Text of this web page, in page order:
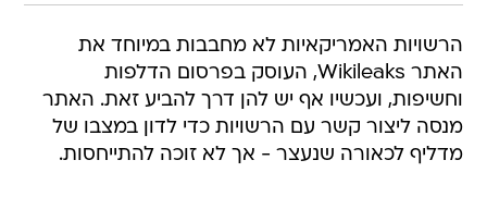
הרשויות האמריקאיות לא מחבבות במיוחד את
האתר Wikileaks, העוסק בפרסום הדלפות
וחשיפות, ועכשיו אף יש להן דרך להביע זאת. האתר
מנסה ליצור קשר עם הרשויות כדי לדון במצבו של
מדליף לכאורה שנעצר - אך לא זוכה להתייחסות.